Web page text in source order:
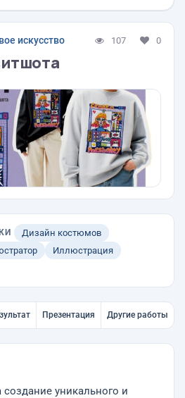
искусство 107 0
Дизайн костюмов
Иллюстрация
Презентация Другие работы
уникального и